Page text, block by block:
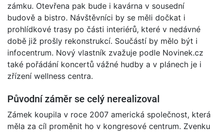
zámku. Otevřena pak bude i kavárna v sousední
budově a bistro. Návštěvníci by se měli dočkat i
prohlídkové trasy po části interiérů, které v nedávné
době již prošly rekonstrukcí. Součástí by mělo být i
infocentrum. Nový vlastník zvažuje podle Novinek.cz
také pořádání koncertů vážné hudby a v plánech je i
zřízení wellness centra.
Původní záměr se celý nerealizoval
Zámek koupila v roce 2007 americká společnost, která
měla za cíl proměnit ho v kongresové centrum. Zvenku